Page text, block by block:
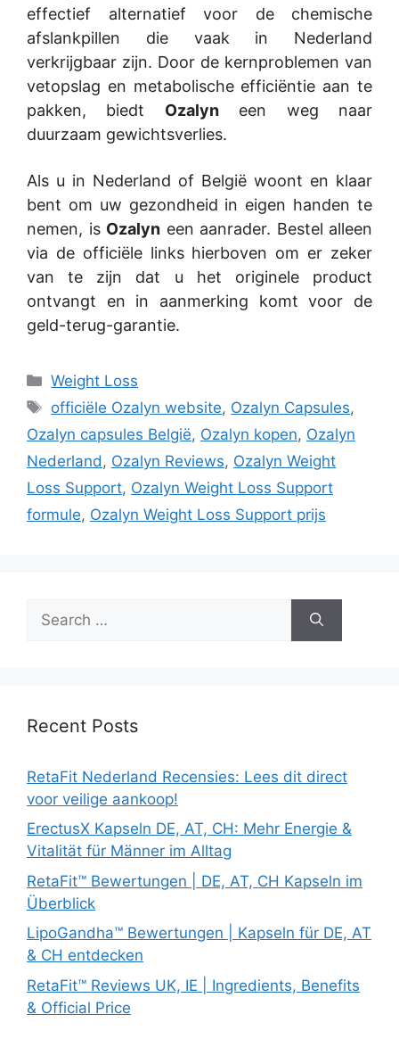
effectief alternatief voor de chemische
afslankpillen die vaak in Nederland
verkrijgbaar zijn. Door de kernproblemen van
vetopslag en metabolische efficiëntie aan te
pakken, biedt Ozalyneen weg naar
duurzaam gewichtsverlies.
Als u in Nederland of België woont en klaar
bent om uw gezondheid in eigen handen te
nemen, is Ozalyn een aanrader. Bestel alleen
via de officiële links hierboven om er zeker
van te zijn dat u het originele product
ontvangt en in aanmerking komt voor de
geld-terug-garantie.
Categories
Weight Loss
Tags
officiële Ozalyn website, Ozalyn Capsules,
Ozalyn capsules België, Ozalyn kopen, Ozalyn
Nederland , Ozalyn Reviews, Ozalyn Weight
Loss Support, Ozalyn Weight Loss Support
formule, Ozalyn Weight Loss Support prijs
for:
Recent Posts
RetaFit Nederland Recensies: Lees dit direct
voor veilige aankoop!
ErectusX Kapseln DE, AT, CH: Mehr Energie &
Vitalität für Männer im Alltag
RetaFit™ Bewertungen | DE, AT, CH Kapseln im
Überblick
LipoGandha™ Bewertungen | Kapseln für DE, AT
& CH entdecken
RetaFit™ Reviews UK, IE | Ingredients, Benefits
& Official Price